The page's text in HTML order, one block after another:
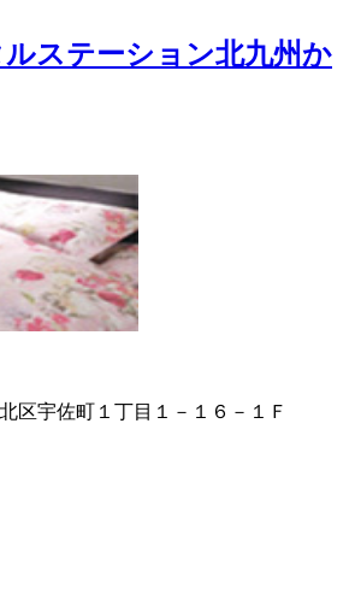
ステーション北九州か
区宇佐町１丁目１－１６－１Ｆ